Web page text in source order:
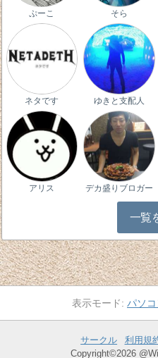
ぷーこ そら
ネタです ゆきと支配人
アリス デカ盛りブロガー
一覧
パソコ
サークル 利用規
Copyright©2026